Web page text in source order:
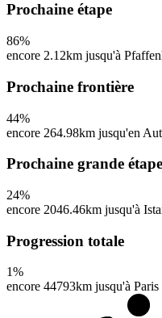
Prochaine étape
86%
encore 2.12km jusqu'à
Prochaine frontière
44%
encore 264.98km jusqu'en
Prochaine grande étape
24%
encore 2046.46km jusqu'à
Progression totale
1%
encore 44793km jusqu'à Paris